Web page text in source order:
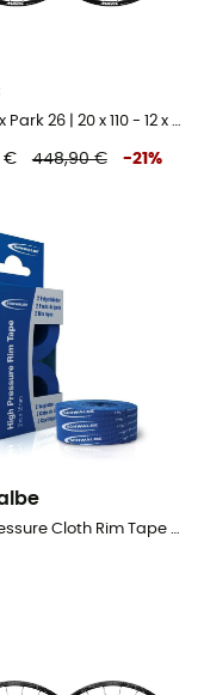
€ 448,90 € -21 %